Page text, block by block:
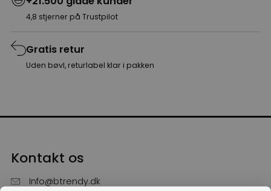
4,8 stjerner på Trustpilot
Gratis retur
Uden bøvl, returlabel klar i pakken
Kontakt os
Info@btrendy.dk